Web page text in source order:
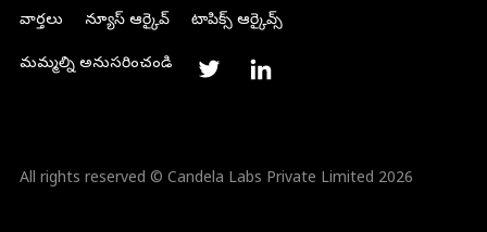
వార్తలు
న్యూస్ ఆర్కైవ్ టాపిక్స్ ఆర్కైవ్స్
మమ్మల్ని అనుసరించండి
All rights reserved © Candela Labs Private Limited 2026